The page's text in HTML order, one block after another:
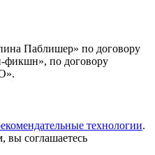
Паблишер» по договору
по договору
технологии.
вы соглашаетесь